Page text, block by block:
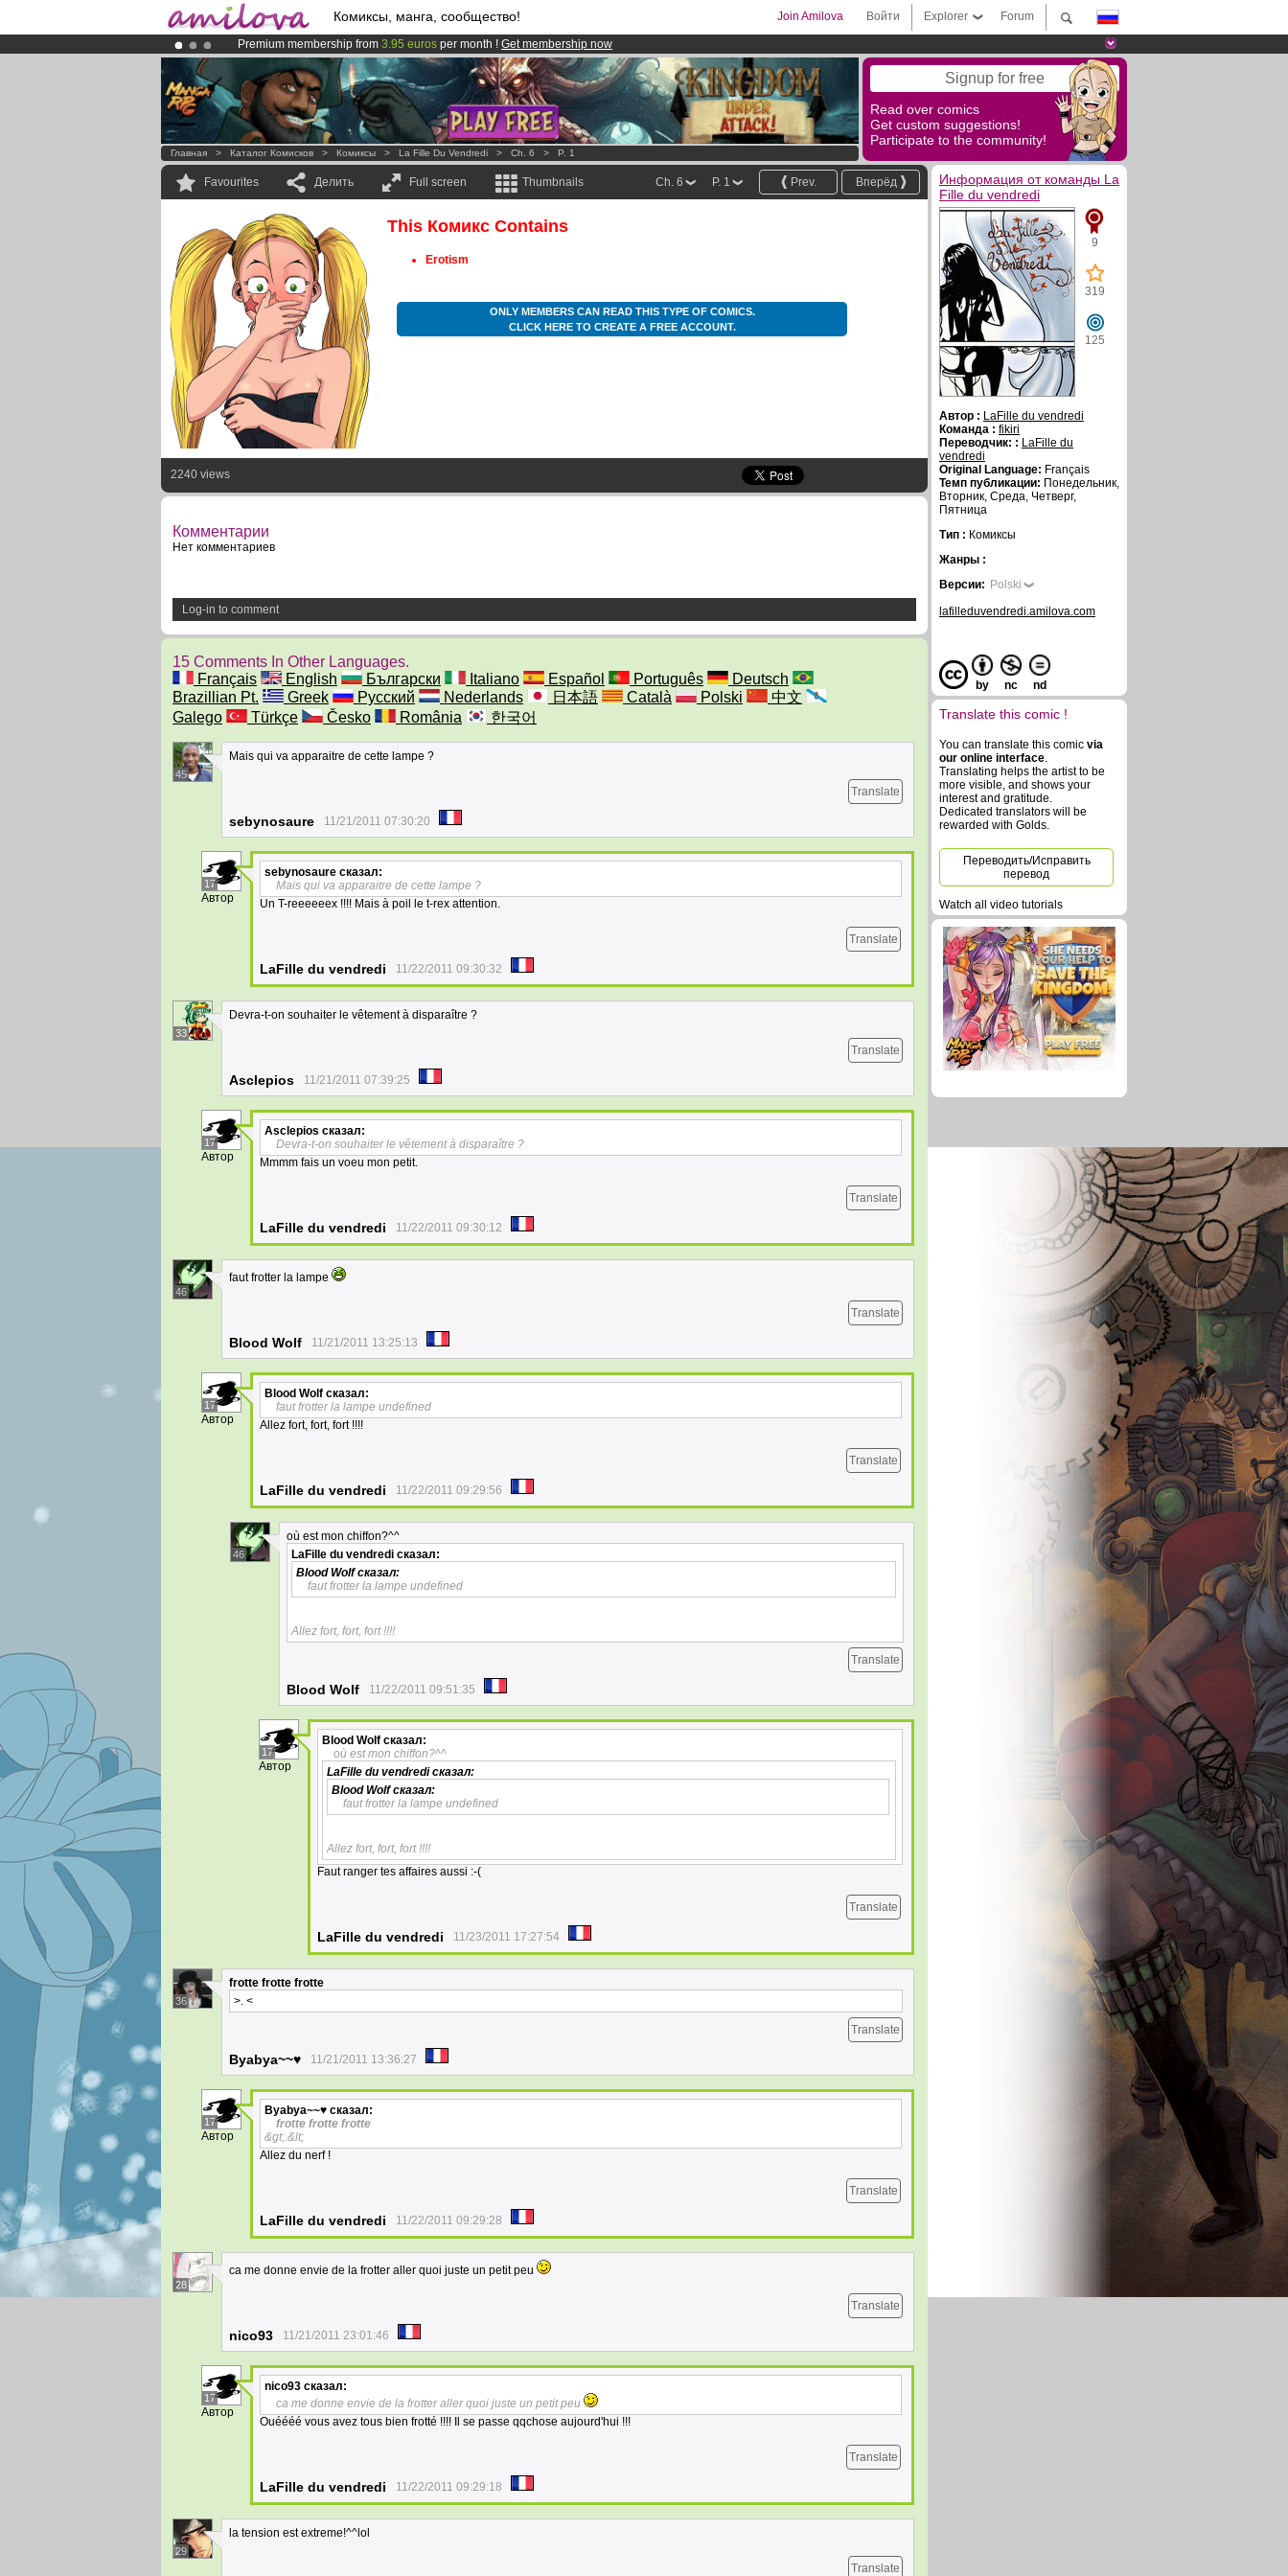
Комиксы, манга, сообщество! Forum
Explorer
Войти
Join Amilova
Premium membership from 3.95 euros per month ! Get membership now
Already 100000membersand 1000comics & mangas!.
AmilovaKickstarter is now LIVE!. Signup for free
Read over comics
Get custom suggestions!
Participate to the community!
Главная > Каталог Комисков > Комиксы > La Fille Du Vendredi > Ch. 6 > P. 1
Favourites Делить Full screen Thumbnails Вперёд
Prev.
P. 1
Ch. 6
This Комикс Contains
Erotism
ONLY MEMBERS CAN READ THIS TYPE OF COMICS.
CLICK HERE TO CREATE A FREE ACCOUNT.
2240 views
Комментарии
Нет комментариев
Log-in to comment
15 Comments In Other Languages.
Français
English Български Italiano Español Português
Deutsch
Brazillian Pt.
Greek Русский Nederlands 日本語 Català Polski
中文
Galego
Türkçe Česko România 한국어
45
Mais qui va apparaitre de cette lampe ?
Translate
sebynosaure 11/21/2011 07:30:20
17
Автор
sebynosaure сказал:
Mais qui va apparaitre de cette lampe ?
Un T-reeeeeex !!!! Mais à poil le t-rex attention.
Translate
LaFille du vendredi 11/22/2011 09:30:32
33
Devra-t-on souhaiter le vêtement à disparaître ?
Translate
Asclepios 11/21/2011 07:39:25
17
Автор
Asclepios сказал:
Devra-t-on souhaiter le vêtement à disparaître ?
Mmmm fais un voeu mon petit.
Translate
LaFille du vendredi 11/22/2011 09:30:12
46
faut frotter la lampe
Translate
Blood Wolf 11/21/2011 13:25:13
17
Автор
Blood Wolf сказал:
faut frotter la lampe undefined
Allez fort, fort, fort !!!!
Translate
LaFille du vendredi 11/22/2011 09:29:56
46
où est mon chiffon?^^
LaFille du vendredi сказал:
Blood Wolfсказал:
faut frotter la lampe undefined
Allez fort, fort, fort !!!!
Translate
Blood Wolf 11/22/2011 09:51:35
17
Автор
Blood Wolf сказал:
où est mon chiffon?^^
LaFille du vendrediсказал:
Blood Wolfсказал:
faut frotter la lampe undefined
Allez fort, fort, fort !!!!
Faut ranger tes affaires aussi :-(
Translate
LaFille du vendredi 11/23/2011 17:27:54
36
frotte frotte frotte
>. <
Translate
Byabya~~♥ 11/21/2011 13:36:27
17
Автор
Byabya~~♥ сказал:
frotte frotte frotte
&gt;.&lt;
Allez du nerf !
Translate
LaFille du vendredi 11/22/2011 09:29:28
28
ca me donne envie de la frotter aller quoi juste un petit peu
Translate
nico93 11/21/2011 23:01:46
17
Автор
nico93 сказал:
ca me donne envie de la frotter aller quoi juste un petit peu
Ouéééé vous avez tous bien frotté !!!! Il se passe qqchose aujourd'hui !!!
Translate
LaFille du vendredi 11/22/2011 09:29:18
29
la tension est extreme!^^lol
Translate
Информация от команды La
Fille du vendredi
9
319
125
Автор : LaFille du vendredi
Команда : fikiri
Переводчик: : LaFille du
vendredi
Original Language: Français
Темп публикации: Понедельник,
Вторник, Среда, Четверг,
Пятница
Тип : Комиксы
Жанры :
Версии: Polski
lafilleduvendredi.amilova.com
by nc nd
Translate this comic !
You can translate this comic via
our online interface.
Translating helps the artist to be
more visible, and shows your
interest and gratitude.
Dedicated translators will be
rewarded with Golds.
Переводить/Исправить
перевод
Watch all video tutorials